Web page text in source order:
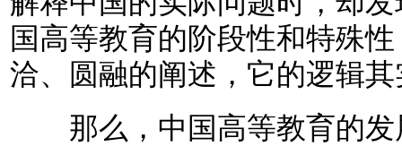
国高等教育的阶段性和特殊
洽、圆融的阐述，它的逻辑
那么，中国高等教育的发